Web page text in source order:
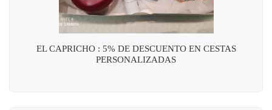
EL CAPRICHO : 5% DE DESCUENTO EN CESTAS
PERSONALIZADAS